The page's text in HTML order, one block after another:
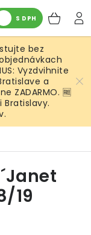
S DPH
bez
Vyzdvihnite
a
ZADARMO. 🆓
Bratislavy.
19